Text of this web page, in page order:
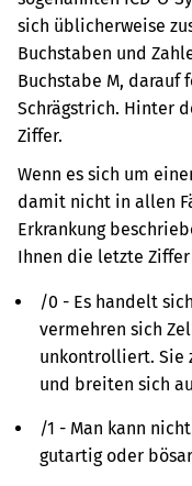
sich üblicherweise
Buchstaben und
Buchstabe M, darauf
Schrägstrich. Hinter
Ziffer.
Wenn es sich um
damit nicht in allen
Erkrankung
Ihnen die letzte
/0 - Es handelt
vermehren sich
unkontrolliert. Sie
und breiten sich
/1 - Man kann
gutartig oder